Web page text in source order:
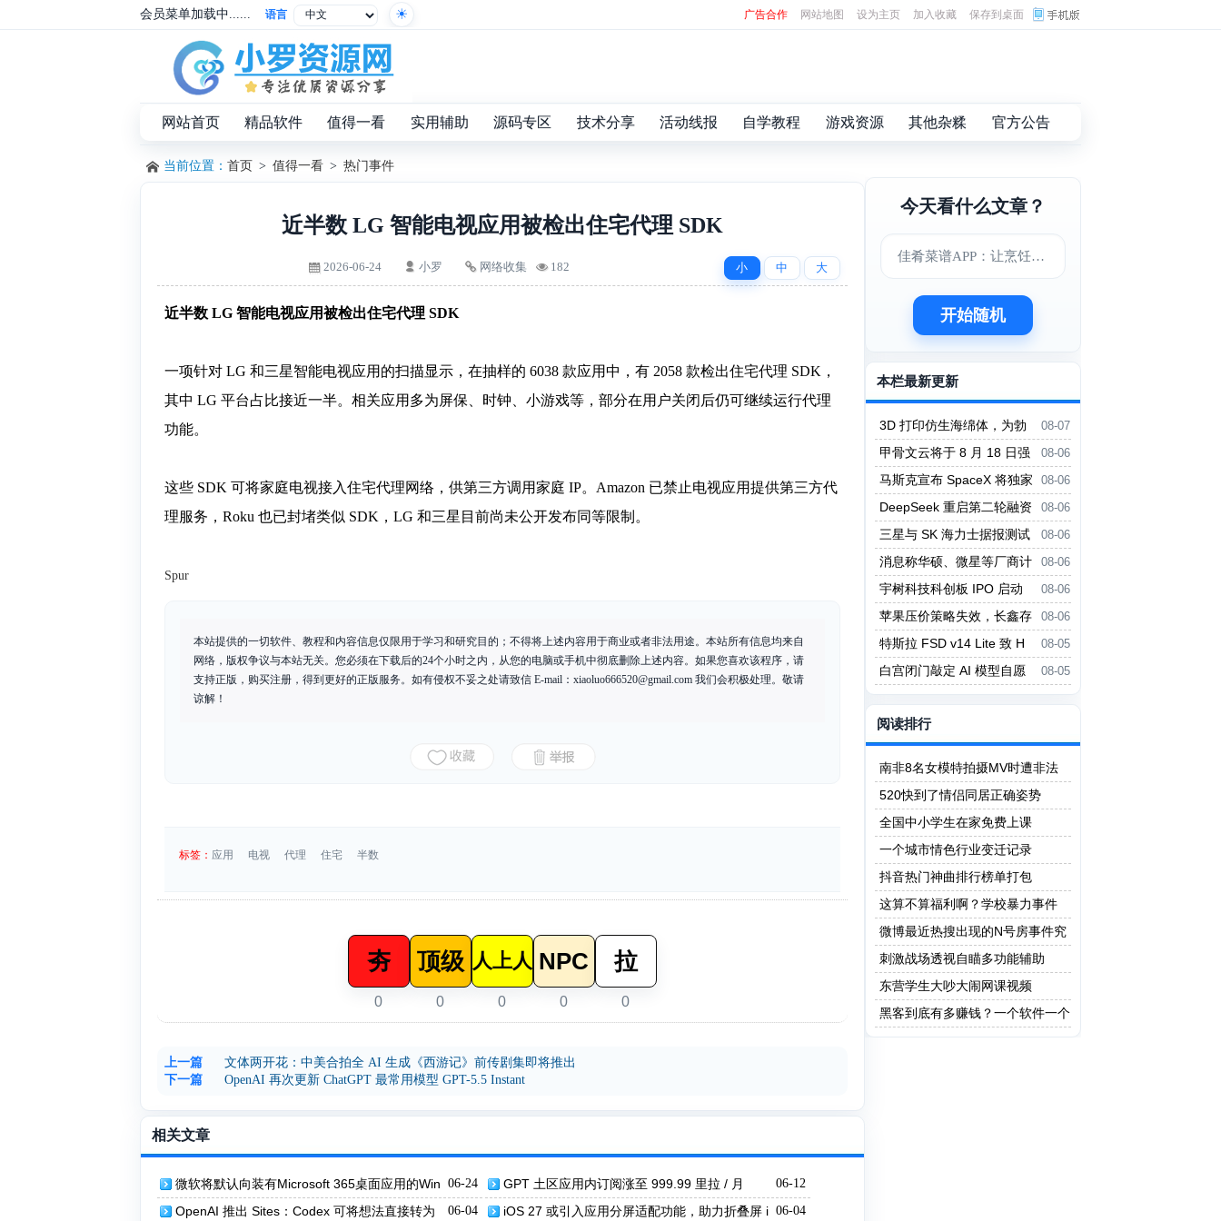
会员菜单加载中...... 语言 广告合作 网站地图 设为主页 加入收藏 保存到桌面
网站首页 精品软件 值得一看 实用辅助 源码专区 技术分享 活动线报 自学教程 游戏资源 其他杂糅 官方公告
当前位置： 首页 > 值得一看 > 热门事件
近半数 LG 智能电视应用被检出住宅代理 SDK
小 中 大
2026-06-24 小罗 网络收集 182
近半数 LG 智能电视应用被检出住宅代理 SDK
一项针对 LG 和三星智能电视应用的扫描显示，在抽样的 6038 款应用中，有 2058 款检出住宅代理 SDK，
其中 LG 平台占比接近一半。相关应用多为屏保、时钟、小游戏等，部分在用户关闭后仍可继续运行代理
功能。
这些 SDK 可将家庭电视接入住宅代理网络，供第三方调用家庭 IP。Amazon 已禁止电视应用提供第三方代
理服务，Roku 也已封堵类似 SDK，LG 和三星目前尚未公开发布同等限制。
Spur
本站提供的一切软件、教程和内容信息仅限用于学习和研究目的；不得将上述内容用于商业或者非法用途。本站所有信息均来自
网络，版权争议与本站无关。您必须在下载后的24个小时之内，从您的电脑或手机中彻底删除上述内容。如果您喜欢该程序，请
支持正版，购买注册，得到更好的正版服务。如有侵权不妥之处请致信 E-mail： xiaoluo666520@gmail.com 我们会积极处理。敬请
谅解！
标签： 应用 电视 代理 住宅 半数
夯
0
顶级
0
人上人
0
NPC
0
拉
0
上一篇
文体两开花：中美合拍全 AI 生成《西游记》前传剧集即将推出
下一篇
OpenAI 再次更新 ChatGPT 最常用模型 GPT-5.5 Instant
相关文章
06-24
微软将默认向装有Microsoft 365桌面应用的Win
dows设备安装Copilot应用
06-12
GPT 土区应用内订阅涨至 999.99 里拉 / 月
06-04
OpenAI 推出 Sites：Codex 可将想法直接转为 06-04
iOS 27 或引入应用分屏适配功能，助力折叠屏 i
今天看什么文章？
佳肴菜谱APP：让烹饪变得更简单美味
开始随机
本栏最新更新
08-07
3D 打印仿生海绵体，为勃
起功能障碍提供新疗法
08-06
甲骨文云将于 8 月 18 日强
制实行新 Always-Free 限制
08-06
马斯克宣布 SpaceX 将独家
采用英伟达 AI 架构
08-06
DeepSeek 重启第二轮融资
投前估值 5000 亿元
08-06
三星与 SK 海力士据报测试
中微设备 对冲美国出口管制风险
08-06
消息称华硕、微星等厂商计
划 Q3 上调主板价格
08-06
宇树科技科创板 IPO 启动
询价
08-06
苹果压价策略失效，长鑫存
储拒绝压价
08-05
特斯拉 FSD v14 Lite 致 H
W3 自动驾驶电脑过热故障
08-05
白宫闭门敲定 AI 模型自愿
评估框架，细节不公开
阅读排行
南非8名女模特拍摄MV时遭非法
矿工轮奸
520快到了情侣同居正确姿势
全国中小学生在家免费上课
一个城市情色行业变迁记录
抖音热门神曲排行榜单打包
这算不算福利啊？学校暴力事件
微博最近热搜出现的N号房事件究
竟是什么？
刺激战场透视自瞄多功能辅助
东营学生大吵大闹网课视频
黑客到底有多赚钱？一个软件一个
亿！网友：这只是最低级的黑客!